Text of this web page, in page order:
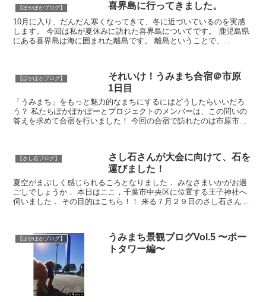
【ぽかぽかブログ】 喜界島に行ってきました。
10月に入り、だんだん寒くなってきて、冬に近づいているのを実感
します。 今回は私が夏休みに訪れた喜界島についてです。 鹿児島県
にある喜界島は海に囲まれた離島です。 離島ということで、...
【ぽかぽかブログ】
それいけ！うみまち合宿＠市原
1日目
「うみまち」をもっと魅力的なまちにするにはどうしたらいいだろ
う？ 私たちぽかぽかぽーとプロジェクトのメンバーは、この問いの
答えを求めて合宿を行いました！ 今回の合宿で訪れたのは市原市。
【さし石ブログ】
さし石さんが大会に向けて、石を
運びました！
夏空がまぶしく感じられるころとなりました． みなさまいかがお過
ごしでしょうか． 本日はここ，千葉市中央区に位置する王子神社へ
伺いました． その目的はこちら！！ 来る７月２９日のさし石さんが
【ぽかぽかブログ】
うみまち景観ブログVol.5 〜ポー
トタワー編〜